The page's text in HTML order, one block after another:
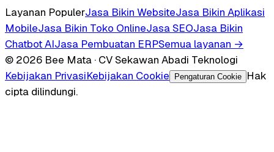
Layanan PopulerJasa Bikin WebsiteJasa Bikin Aplikasi
MobileJasa Bikin Toko OnlineJasa SEOJasa Bikin
Chatbot AIJasa Pembuatan ERPSemua layanan →
© 2026 Bee Mata · CV Sekawan Abadi Teknologi
Kebijakan PrivasiKebijakan Cookie Pengaturan Cookie
Hak
cipta dilindungi.